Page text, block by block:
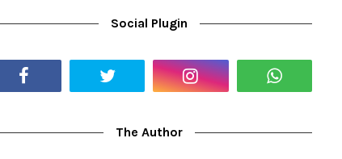
Social Plugin
The Author